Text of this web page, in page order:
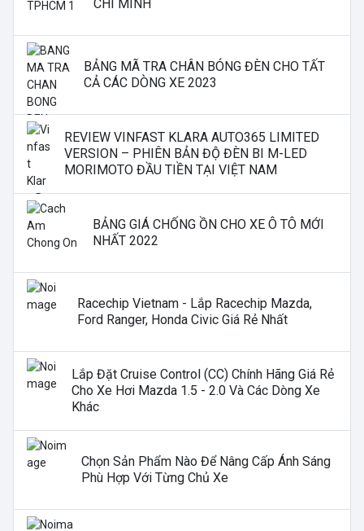
CHÍ MINH
BẢNG MÃ TRA CHÂN BÓNG ĐÈN CHO TẤT
CẢ CÁC DÒNG XE 2023
REVIEW VINFAST KLARA AUTO365 LIMITED
VERSION – PHIÊN BẢN ĐỘ ĐÈN BI M-LED
MORIMOTO ĐẦU TIỀN TẠI VIỆT NAM
BẢNG GIÁ CHỐNG ỒN CHO XE Ô TÔ MỚI
NHẤT 2022
Racechip Vietnam - Lắp Racechip Mazda,
Ford Ranger, Honda Civic Giá Rẻ Nhất
Lắp Đặt Cruise Control (CC) Chính Hãng Giá Rẻ
Cho Xe Hơi Mazda 1.5 - 2.0 Và Các Dòng Xe
Khác
Chọn Sản Phẩm Nào Để Nâng Cấp Ánh Sáng
Phù Hợp Với Từng Chủ Xe